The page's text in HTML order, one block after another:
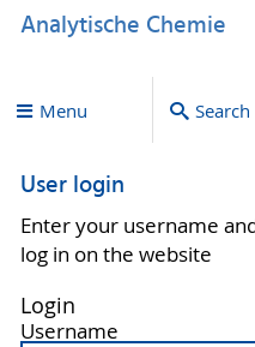
Analytische Chemie
Menu Search
User login
Enter your username
log in on the website
Login
Username